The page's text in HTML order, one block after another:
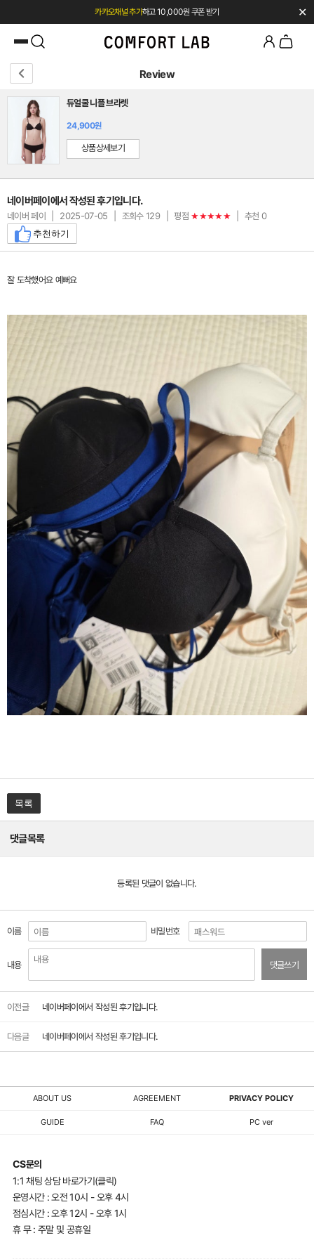
카카오채널 추가하고 10,000원 쿠폰 받기
첫 구매 시 베스트셀러 50% 즉시 할인
✕
Review
듀얼쿨 니플 브라렛
24,900원
상품상세보기
네이버페이에서 작성된 후기입니다.
네이버 페이 2025-07-05 조회수 129 평점 ★★★★★ 추천 0
추천하기
잘 도착했어요 예뻐요
목록
댓글목록
등록된 댓글이 없습니다.
이름 비밀번호
내용 댓글쓰기
이전글 네이버페이에서 작성된 후기입니다.
다음글 네이버페이에서 작성된 후기입니다.
ABOUT US AGREEMENT PRIVACY POLICY
GUIDE FAQ PC ver
CS문의
1:1 채팅 상담 바로가기(클릭)
운영시간 : 오전 10시 - 오후 4시
점심시간 : 오후 12시 - 오후 1시
휴 무 : 주말 및 공휴일